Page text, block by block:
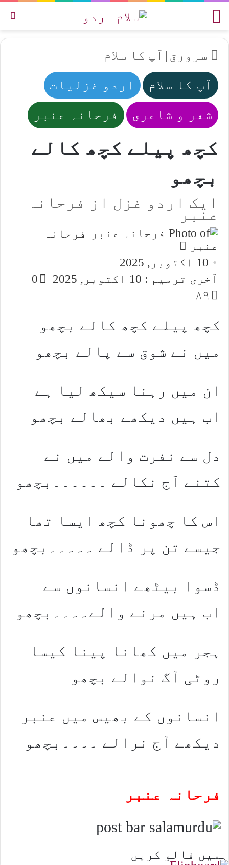
سرورق | آپ کا سلام
آپ کا سلام
اردو غزلیات
شعر و شاعری
فرحانہ عنبر
کچھ پیلے کچھ کالے
بچھو
ایک اردو غزل از فرحانہ
عنبر
فرحانہ
عنبر
email
10 اکتوبر, 2025
آخری ترمیم : 10 اکتوبر, 2025
0
۸۹
کچھ پیلے کچھ کالے بچھو
میں نے شوق سے پالے بچھو
ان میں رہنا سیکھ لیا ہے
اب ہیں دیکھے بھالے بچھو
دل سے نفرت والے میں نے
کتنے آج نکالے ۔۔۔۔۔۔بچھو
اس کا چھونا کچھ ایسا تھا
جیسے تن پر ڈالے ۔۔۔۔۔بچھو
ڈسوا بیٹھے انسانوں سے
اب ہیں مرنے والے۔۔۔۔بچھو
ہجر میں کھانا پینا کیسا
روٹی آگ نوالے بچھو
انسانوں کے بھیس میں عنبر
دیکھے آج نرالے ۔۔۔۔بچھو
فرحانہ عنبر
ہمیں فالو کریں